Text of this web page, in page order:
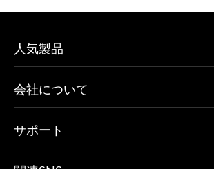
人気製品
会社について
サポート